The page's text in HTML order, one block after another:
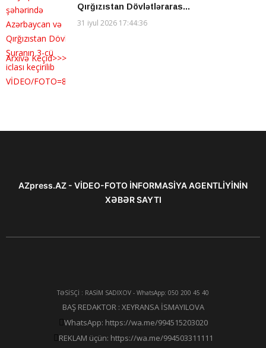
Qırğızıstan Dövlətləraras...
31 iyul 2026 17:44:36
Arxivə Keçid>>>
AZpress.AZ - VİDEO-FOTO İNFORMASİYA AGENTLİYİNİN
XƏBƏR SAYTI
TƏSİSÇİ : RASİM SADIXOV - WhatsApp: 050 200 45 40
BAŞ REDAKTOR : XEYRANSA İSMAYILOVA
WhatsApp: https://wa.me/994515203020
REKLAM üçün: https://wa.me/994503311111